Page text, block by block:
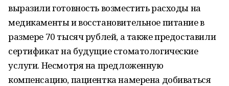
выразили готовность возместить расходы на
медикаменты и восстановительное питание в
размере 70 тысяч рублей, а также предоставили
сертификат на будущие стоматологические
услуги. Несмотря на предложенную
компенсацию, пациентка намерена добиваться